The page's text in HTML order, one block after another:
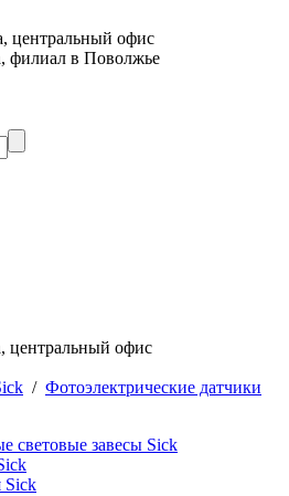
центральный офис
филиал в Поволжье
центральный офис
/ Фотоэлектрические датчики
световые завесы Sick
Sick